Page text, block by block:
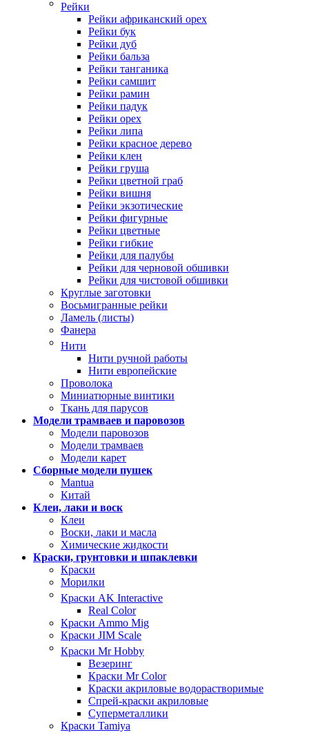
Рейки
Рейки африканский орех
Рейки бук
Рейки дуб
Рейки бальза
Рейки танганика
Рейки самшит
Рейки рамин
Рейки падук
Рейки орех
Рейки липа
Рейки красное дерево
Рейки клен
Рейки груша
Рейки цветной граб
Рейки вишня
Рейки экзотические
Рейки фигурные
Рейки цветные
Рейки гибкие
Рейки для палубы
Рейки для черновой обшивки
Рейки для чистовой обшивки
Круглые заготовки
Восьмигранные рейки
Ламель (листы)
Фанера
Нити
Нити ручной работы
Нити европейские
Проволока
Миниатюрные винтики
Ткань для парусов
Модели трамваев и паровозов
Модели паровозов
Модели трамваев
Модели карет
Сборные модели пушек
Mantua
Китай
Клеи, лаки и воск
Клеи
Воски, лаки и масла
Химические жидкости
Краски, грунтовки и шпаклевки
Краски
Морилки
Краски AK Interactive
Real Color
Краски Ammo Mig
Краски JIM Scale
Краски Mr Hobby
Везеринг
Краски Mr Color
Краски акриловые водорастворимые
Спрей-краски акриловые
Суперметаллики
Краски Tamiya